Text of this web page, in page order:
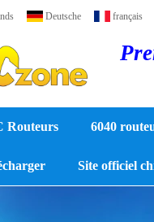
Deutsche français
Routeurs 6040
Site officiel